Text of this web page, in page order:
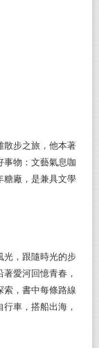
散步之旅，他本著
事物：文藝氣息咖
糖廠，是兼具文學
光，跟隨時光的步
愛河回憶青春，
，書中每條路線
車，搭船出海，